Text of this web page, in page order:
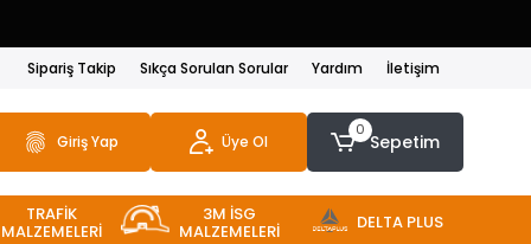
Sipariş Takip Sıkça Sorulan Sorular Yardım İletişim
Giriş Yap Üye Ol
0
Sepetim
TRAFİK
MALZEMELERİ
3M İSG
MALZEMELERİ DELTA PLUS